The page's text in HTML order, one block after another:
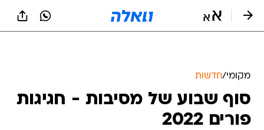
מקומי/חדשות
סוף שבוע של מסיבות - חגיגות
פורים 2022